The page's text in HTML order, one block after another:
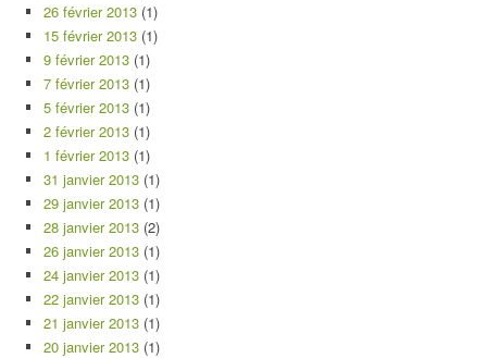
26 février 2013 (1)
15 février 2013 (1)
9 février 2013 (1)
7 février 2013 (1)
5 février 2013 (1)
2 février 2013 (1)
1 février 2013 (1)
31 janvier 2013 (1)
29 janvier 2013 (1)
28 janvier 2013 (2)
26 janvier 2013 (1)
24 janvier 2013 (1)
22 janvier 2013 (1)
21 janvier 2013 (1)
20 janvier 2013 (1)